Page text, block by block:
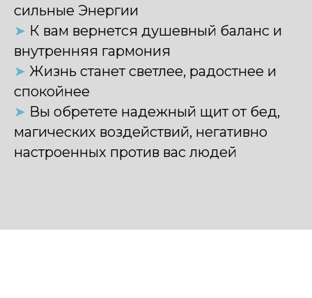
сильные Энергии
➤ К вам вернется душевный баланс и
внутренняя гармония
➤ Жизнь станет светлее, радостнее и
спокойнее
➤ Вы обретете надежный щит от бед,
магических воздействий, негативно
настроенных против вас людей